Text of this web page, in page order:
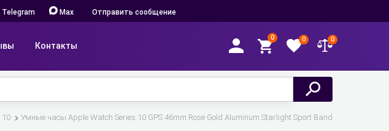
Telegram Max Отправить сообщение
Контакты
0 0 0
10 Умные часы Apple Watch Series 10 GPS 46mm Rose Gold Aluminum Starlight Sport Band